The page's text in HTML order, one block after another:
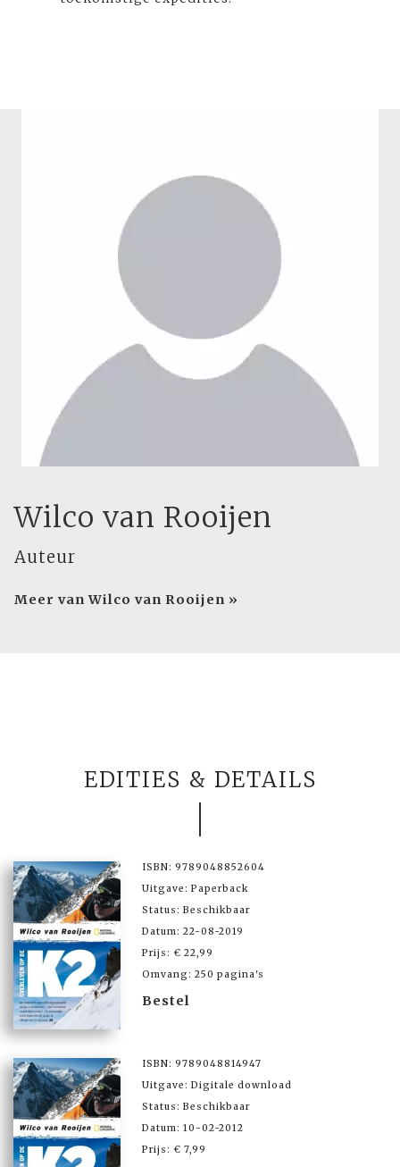
Wilco van Rooijen
Auteur
Meer van Wilco van Rooijen »
EDITIES & DETAILS
ISBN: 9789048852604
Uitgave: Paperback
Status: Beschikbaar
Datum: 22-08-2019
Prijs: € 22,99
Omvang: 250 pagina's
Bestel
ISBN: 9789048814947
Uitgave: Digitale download
Status: Beschikbaar
Datum: 10-02-2012
Prijs: € 7,99